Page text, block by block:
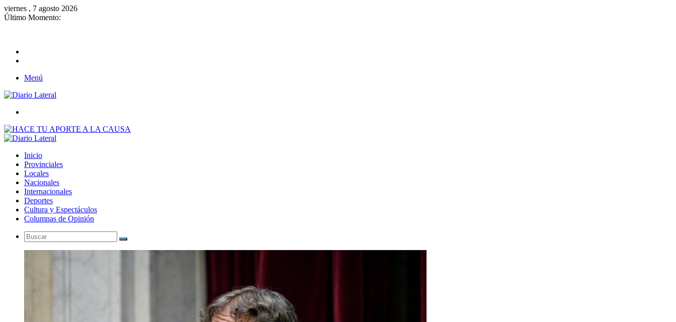
viernes , 7 agosto 2026
Último Momento:
Menú
Inicio
Provinciales
Locales
Nacionales
Internacionales
Deportes
Cultura y Espectáculos
Columnas de Opinión
Buscar